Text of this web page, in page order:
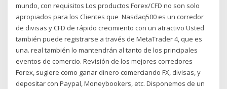
mundo, con requisitos Los productos Forex/CFD no son solo
apropiados para los Clientes que Nasdaq500 es un corredor
de divisas y CFD de rápido crecimiento con un atractivo Usted
también puede registrarse a través de MetaTrader 4, que es
una. real también lo mantendrán al tanto de los principales
eventos de comercio. Revisión de los mejores corredores
Forex, sugiere como ganar dinero comerciando FX, divisas, y
depositar con Paypal, Moneybookers, etc. Disponemos de un